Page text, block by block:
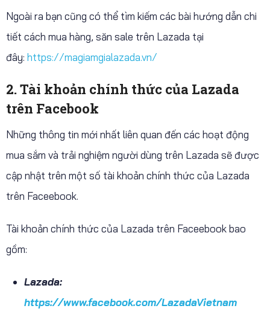
Ngoài ra bạn cũng có thể tìm kiếm các bài hướng dẫn chi
tiết cách mua hàng, săn sale trên Lazada tại
đây: https://magiamgialazada.vn/
2. Tài khoản chính thức của Lazada
trên Facebook
Những thông tin mới nhất liên quan đến các hoạt động
mua sắm và trải nghiệm người dùng trên Lazada sẽ được
cập nhật trên một số tài khoản chính thức của Lazada
trên Faceebook.
Tài khoản chính thức của Lazada trên Faceebook bao
gồm:
Lazada:
https://www.facebook.com/LazadaVietnam